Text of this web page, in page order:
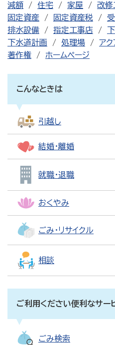
減額
住宅 家屋 改修
固定資産
固定資産税
排水設備
指定工事店
下水道計画
処理場
アク
著作権
ホームページ
こんなときは
引越し
結婚・離婚
就職・退職
おくやみ
ごみ・リサイクル
相談
ご利用ください便利なサー
ごみ検索